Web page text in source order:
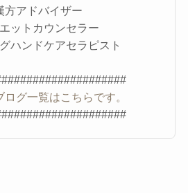
方アドバイザー
エットカウンセラー
ハンドケアセラピスト
グ一覧はこちらです。